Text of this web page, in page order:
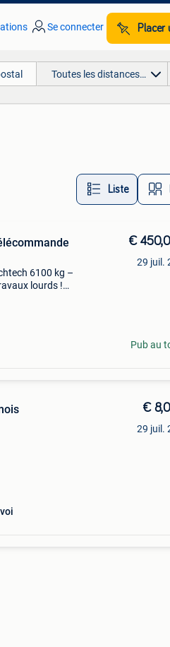
Se connecter Placer
Toutes les distances…
Liste
6100 kg –
lourds !
€
29 juil.
Pub au
€
29 juil.